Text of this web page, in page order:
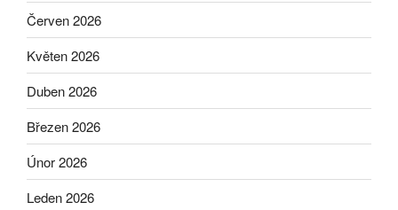
Červen 2026
Květen 2026
Duben 2026
Březen 2026
Únor 2026
Leden 2026